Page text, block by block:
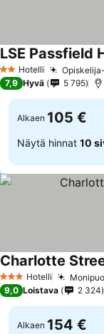
2 Tähtiluokitus
Hotelli
LSE Passfield
7,9 Hyvä 5 795
Alkaen 105 €
Näytä hinnat 10
3 Tähtiluokitus
Hotelli
Charlotte
9,0 Loistava 2 324
Alkaen 154 €